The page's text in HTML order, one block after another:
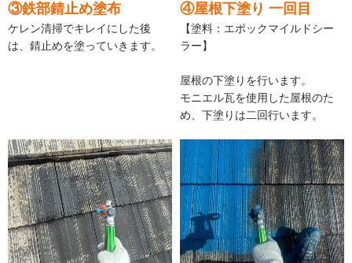
③鉄部錆止め塗布
ケレン清掃でキレイにした後
は、錆止めを塗っていきます。
④屋根下塗り 一回目
【塗料：エポックマイルドシー
ラー】
屋根の下塗りを行います。
モニエル瓦を使用した屋根のた
め、下塗りは二回行います。